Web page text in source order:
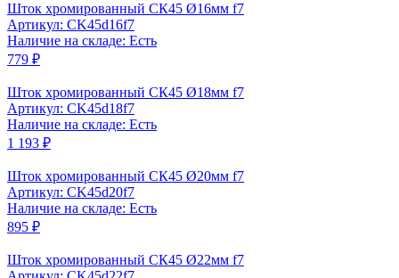
Шток хромированный СК45 Ø16мм f7
Артикул: CK45d16f7
Наличие на складе: Есть
779 ₽
Шток хромированный СК45 Ø18мм f7
Артикул: CK45d18f7
Наличие на складе: Есть
1 193 ₽
Шток хромированный СК45 Ø20мм f7
Артикул: CK45d20f7
Наличие на складе: Есть
895 ₽
Шток хромированный СК45 Ø22мм f7